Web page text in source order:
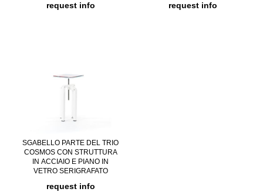
request info request info
SGABELLO PARTE DEL TRIO
COSMOS CON STRUTTURA
IN ACCIAIO E PIANO IN
VETRO SERIGRAFATO
request info